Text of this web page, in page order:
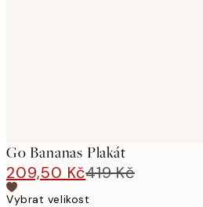
Go Bananas Plakát
209,50 Kč419 Kč
Vybrat velikost